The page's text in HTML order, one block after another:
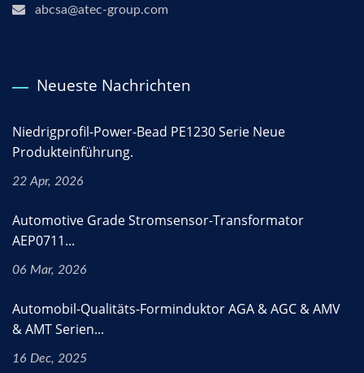
abcsa@atec-group.com
Neueste Nachrichten
Niedrigprofil-Power-Bead PE1230 Serie Neue
Produkteinführung.
22 Apr, 2026
Automotive Grade Stromsensor-Transformator
AEP0711...
06 Mar, 2026
Automobil-Qualitäts-Forminduktor AGA & AGC & AMV
& AMT Serien...
16 Dec, 2025